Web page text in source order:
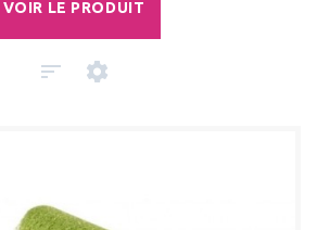
VOIR LE PRODUIT